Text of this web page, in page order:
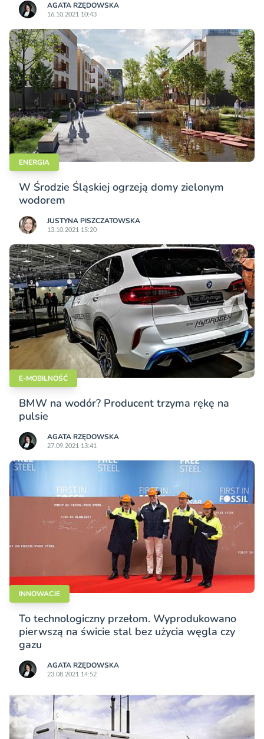
AGATA RZĘDOWSKA
16.10.2021 10:43
ENERGIA
W Środzie Śląskiej ogrzeją domy zielonym
wodorem
JUSTYNA PISZCZATOWSKA
13.10.2021 15:20
E-MOBILNOŚĆ
BMW na wodór? Producent trzyma rękę na
pulsie
AGATA RZĘDOWSKA
27.09.2021 13:41
INNOWACJE
To technologiczny przełom. Wyprodukowano
pierwszą na świcie stal bez użycia węgla czy
gazu
AGATA RZĘDOWSKA
23.08.2021 14:52